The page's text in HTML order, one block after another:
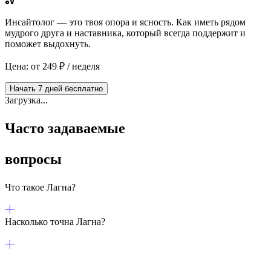
Инсайтолог — это твоя опора и ясность. Как иметь рядом
мудрого друга и наставника, который всегда поддержит и
поможет выдохнуть.
Цена: от 249 ₽ / неделя
Начать 7 дней бесплатно
Загрузка...
Часто задаваемые
вопросы
Что такое Лагна?
Насколько точна Лагна?